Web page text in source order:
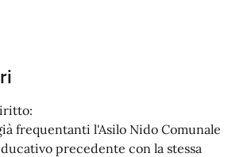
frequentanti l'Asilo Nido Comunale
precedente con la stessa